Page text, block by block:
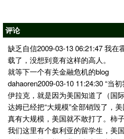
评论
缺乏自信2009-03-13 06:21:47 我在
载了，没想到竟有这样的高人。
就等下一个有关金融危机的blog
dahaoren2009-03-10 11:24:30 “当
伊拉克，就是因为美国知道了（国
达姆已经把“大规模”全部销毁了，
真有大规模，美国就不敢打了。柿
我们这里有个叙利亚的留学生，美